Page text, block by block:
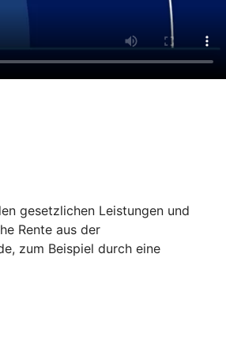
gesetzlichen Leistungen und
Rente aus der
zum Beispiel durch eine